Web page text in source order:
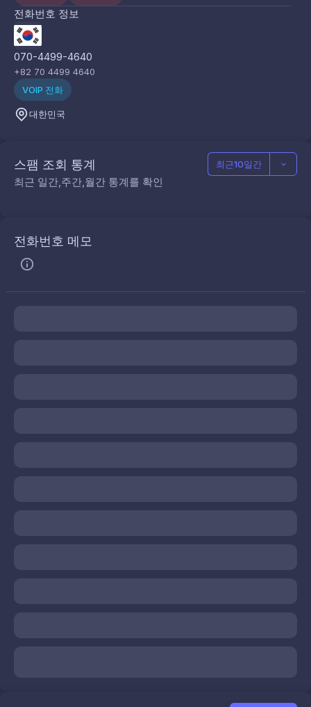
전화번호 정보
070-4499-4640
+82 70 4499 4640
VOIP 전화
대한민국
스팸 조회 통계
최근 일간,주간,월간 통계를 확인
최근10일간
전화번호 메모